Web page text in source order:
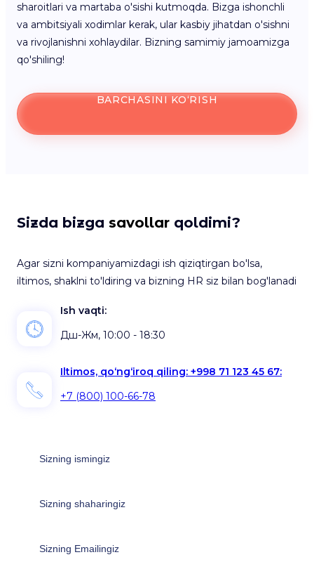
sharoitlari va martaba o'sishi kutmoqda. Bizga ishonchli
va ambitsiyali xodimlar kerak, ular kasbiy jihatdan o'sishni
va rivojlanishni xohlaydilar. Bizning samimiy jamoamizga
qo'shiling!
BARCHASINI KO‘RISH
Sizda bizga savollar qoldimi?
Agar sizni kompaniyamizdagi ish qiziqtirgan bo'lsa,
iltimos, shaklni to'ldiring va bizning HR siz bilan bog'lanadi
Ish vaqti:
Дш-Жм, 10:00 - 18:30
Iltimos, qo‘ng‘iroq qiling: +998 71 123 45 67:
+7 (800) 100-66-78